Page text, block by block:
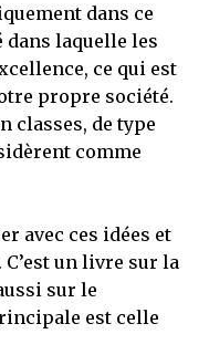
dans ce
dans laquelle les
ce qui est
propre société.
classes, de type
comme
avec ces idées et
un livre sur la
sur le
est celle